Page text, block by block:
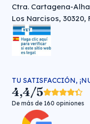
Ctra. Cartagena-
Los Narcisos,
TU SATISFACCIÓN,
4,4/5
De más de 160 opiniones